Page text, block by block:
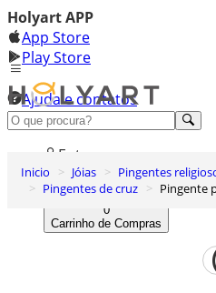
Holyart APP
App Store
Play Store
Ajuda e contatos
Conheça premium
Entrar
Lista de Desejos
0
Carrinho de Compras
Inicio Jóias
Pingentes
Pingentes de cruz
Pingente